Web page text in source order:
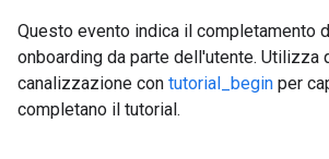
Questo evento indica il completamento
onboarding da parte dell'utente. Utilizza
canalizzazione con tutorial_begin per
completano il tutorial.